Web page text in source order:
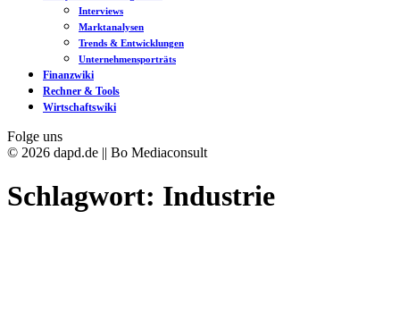
Interviews
Marktanalysen
Trends & Entwicklungen
Unternehmensporträts
Finanzwiki
Rechner & Tools
Wirtschaftswiki
Folge uns
© 2026 dapd.de || Bo Mediaconsult
Schlagwort: Industrie